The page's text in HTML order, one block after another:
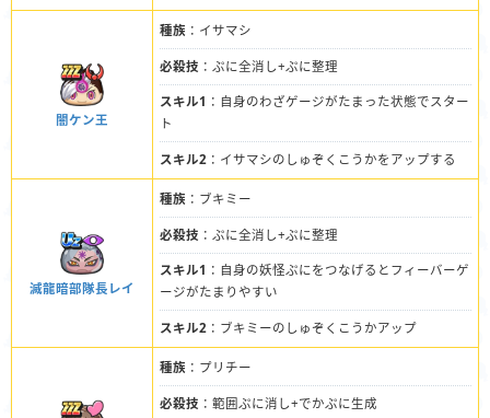
闇ケン王
種族 ：イサマシ
必殺技 ：ぷに全消し+ぷに整理
スキル1 ：自身のわざゲージがたまった状態でスター
ト
スキル2 ：イサマシのしゅぞくこうかをアップする
滅龍暗部隊長レイ
種族 ：ブキミー
必殺技 ：ぷに全消し+ぷに整理
スキル1 ：自身の妖怪ぷにをつなげるとフィーバーゲ
ージがたまりやすい
スキル2 ：ブキミーのしゅぞくこうかアップ
種族 ：プリチー
必殺技 ：範囲ぷに消し+でかぷに生成